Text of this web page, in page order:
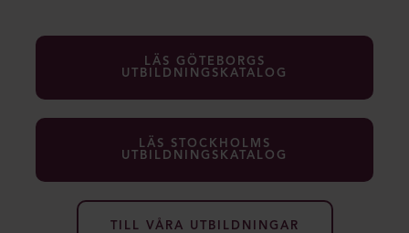
LÄS GÖTEBORGS
UTBILDNINGSKATALOG
LÄS STOCKHOLMS
UTBILDNINGSKATALOG
TILL VÅRA UTBILDNINGAR